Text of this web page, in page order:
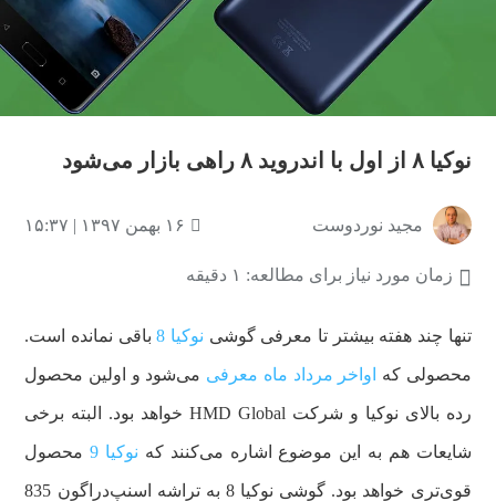
نوکیا ۸ از اول با اندروید ۸ راهی بازار می‌شود
مجید نوردوست ۱۶ بهمن ۱۳۹۷ | ۱۵:۳۷
زمان مورد نیاز برای مطالعه: ۱ دقیقه
تنها چند هفته بیشتر تا معرفی گوشی نوکیا 8 باقی نمانده است.
محصولی که اواخر مرداد ماه معرفی می‌شود و اولین محصول
رده بالای نوکیا و شرکت HMD Global خواهد بود. البته برخی
شایعات هم به این موضوع اشاره می‌کنند که نوکیا 9 محصول
قوی‌تری خواهد بود. گوشی نوکیا 8 به تراشه اسنپ‌دراگون 835